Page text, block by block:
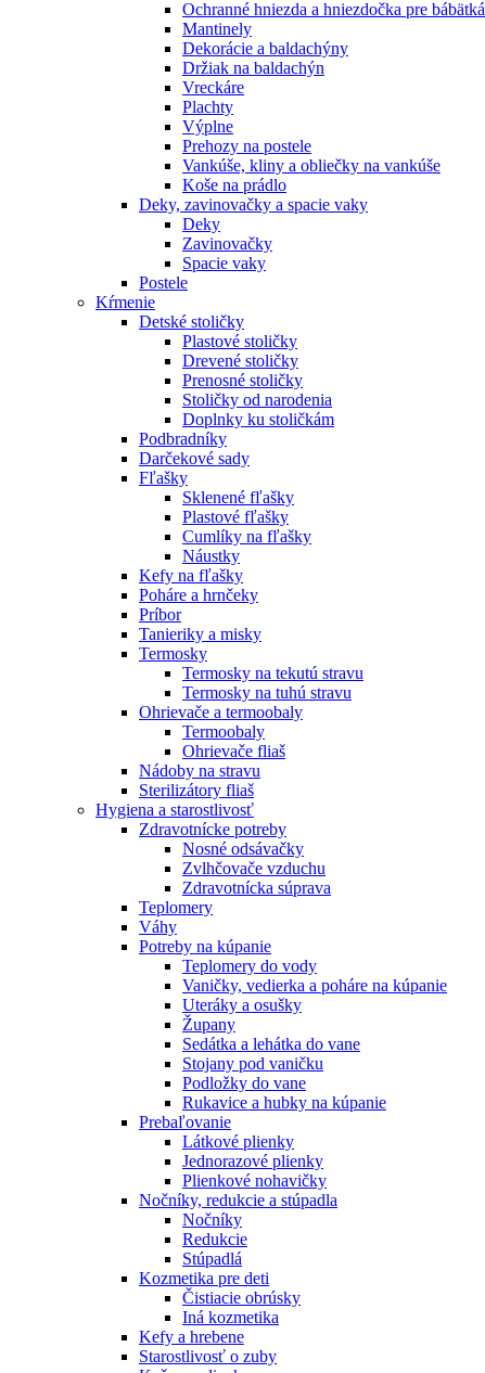
Ochranné hniezda a hniezdočka pre bábätká
Mantinely
Dekorácie a baldachýny
Držiak na baldachýn
Vreckáre
Plachty
Výplne
Prehozy na postele
Vankúše, kliny a obliečky na vankúše
Koše na prádlo
Deky, zavinovačky a spacie vaky
Deky
Zavinovačky
Spacie vaky
Postele
Kŕmenie
Detské stoličky
Plastové stoličky
Drevené stoličky
Prenosné stoličky
Stoličky od narodenia
Doplnky ku stoličkám
Podbradníky
Darčekové sady
Fľašky
Sklenené fľašky
Plastové fľašky
Cumlíky na fľašky
Náustky
Kefy na fľašky
Poháre a hrnčeky
Príbor
Tanieriky a misky
Termosky
Termosky na tekutú stravu
Termosky na tuhú stravu
Ohrievače a termoobaly
Termoobaly
Ohrievače fliaš
Nádoby na stravu
Sterilizátory fliaš
Hygiena a starostlivosť
Zdravotnícke potreby
Nosné odsávačky
Zvlhčovače vzduchu
Zdravotnícka súprava
Teplomery
Váhy
Potreby na kúpanie
Teplomery do vody
Vaničky, vedierka a poháre na kúpanie
Uteráky a osušky
Župany
Sedátka a lehátka do vane
Stojany pod vaničku
Podložky do vane
Rukavice a hubky na kúpanie
Prebaľovanie
Látkové plienky
Jednorazové plienky
Plienkové nohavičky
Nočníky, redukcie a stúpadla
Nočníky
Redukcie
Stúpadlá
Kozmetika pre deti
Čistiacie obrúsky
Iná kozmetika
Kefy a hrebene
Starostlivosť o zuby